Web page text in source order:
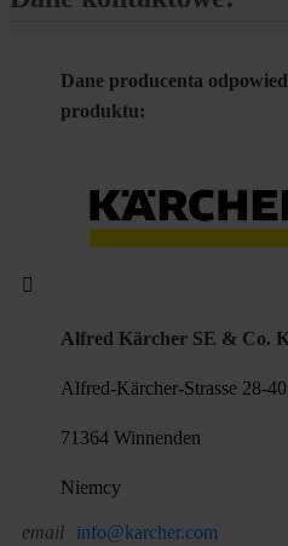
Dane producenta
produktu:
Alfred Kärcher SE & Co.
Alfred-Kärcher-Strasse 28-40
71364 Winnenden
Niemcy
email info@karcher.com